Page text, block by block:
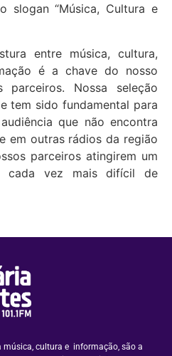
slogan “Música, Cultura e
entre música, cultura,
é a chave do nosso
Nossa seleção
tem sido fundamental para
que não encontra
em outras rádios da região
parceiros atingirem um
cada vez mais difícil de
cultura e informação, são a